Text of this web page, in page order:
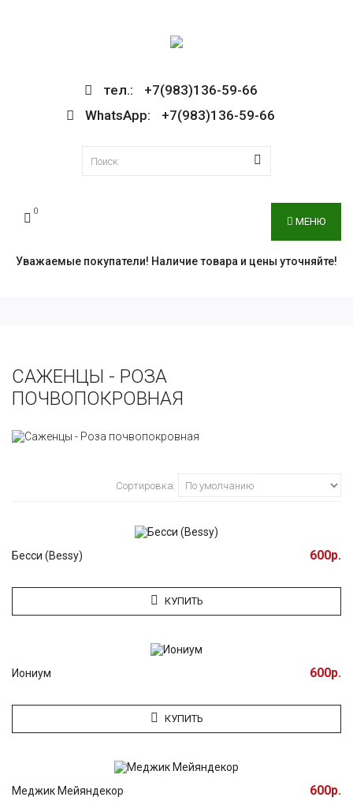
тел.: +7(983)136-59-66
WhatsApp: +7(983)136-59-66
0
МЕНЮ
Уважаемые покупатели! Наличие товара и цены уточняйте!
САЖЕНЦЫ - РОЗА
ПОЧВОПОКРОВНАЯ
Сортировка:
Бесси (Bessy) 600р.
КУПИТЬ
Иониум 600р.
КУПИТЬ
Меджик Мейяндекор 600р.